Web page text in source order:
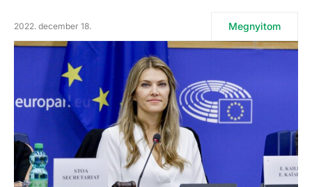
2022. december 18. Megnyitom